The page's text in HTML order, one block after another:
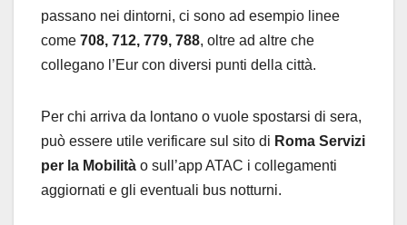
passano nei dintorni, ci sono ad esempio linee
come 708, 712, 779, 788, oltre ad altre che
collegano l’Eur con diversi punti della città.
Per chi arriva da lontano o vuole spostarsi di sera,
può essere utile verificare sul sito di Roma Servizi
per la Mobilità o sull’app ATAC i collegamenti
aggiornati e gli eventuali bus notturni.